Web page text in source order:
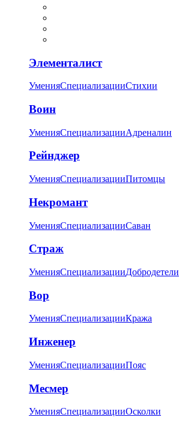
Элементалист
УменияСпециализацииСтихии
Воин
УменияСпециализацииАдреналин
Рейнджер
УменияСпециализацииПитомцы
Некромант
УменияСпециализацииСаван
Страж
УменияСпециализацииДобродетели
Вор
УменияСпециализацииКража
Инженер
УменияСпециализацииПояс
Месмер
УменияСпециализацииОсколки